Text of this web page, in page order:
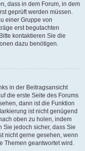
dass in dem Forum, in dem
geprüft werden müssen.
einer Gruppe von
erst begutachten
kontaktieren Sie die
dazu benötigen.
in der Beitragsansicht
die erste Seite des Forums
dann ist die Funktion
ist nicht genügend
oben zu holen, indem
Sie jedoch sicher, dass Sie
nicht gerne gesehen, wenn
Themen geantwortet wird.